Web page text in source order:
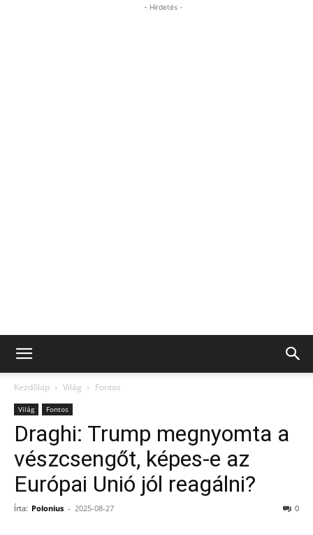
- Hirdetés -
Kezdőlap Világ Fontos
Világ Fontos
Draghi: Trump megnyomta a
vészcsengőt, képes-e az
Európai Unió jól reagálni?
Írta: Polonius - 2025-08-27 0